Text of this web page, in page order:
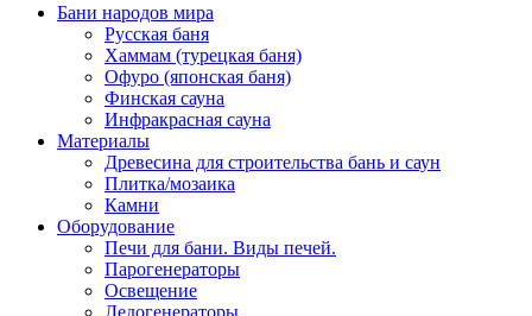
Бани народов мира
Русская баня
Хаммам (турецкая баня)
Офуро (японская баня)
Финская сауна
Инфракрасная сауна
Материалы
Древесина для строительства бань и саун
Плитка/мозаика
Камни
Оборудование
Печи для бани. Виды печей.
Парогенераторы
Освещение
Ледогенераторы